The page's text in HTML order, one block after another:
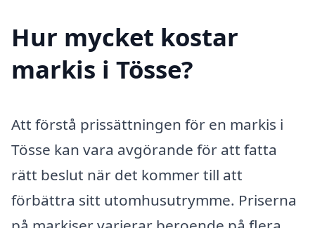
Hur mycket kostar
markis i Tösse?
Att förstå prissättningen för en markis i
Tösse kan vara avgörande för att fatta
rätt beslut när det kommer till att
förbättra sitt utomhusutrymme. Priserna